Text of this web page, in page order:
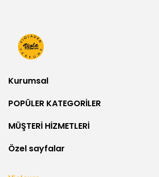
Kurumsal
POPÜLER KATEGORİLER
MÜŞTERİ HİZMETLERİ
Özel sayfalar